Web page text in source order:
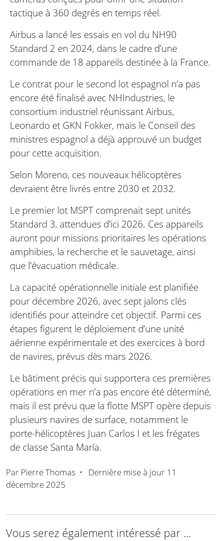
tactique à 360 degrés en temps réel.
Airbus a lancé les essais en vol du NH90
Standard 2 en 2024, dans le cadre d’une
commande de 18 appareils destinée à la France.
Le contrat pour le second lot espagnol n’a pas
encore été finalisé avec NHIndustries, le
consortium industriel réunissant Airbus,
Leonardo et GKN Fokker, mais le Conseil des
ministres espagnol a déjà approuvé un budget
pour cette acquisition.
Selon Moreno, ces nouveaux hélicoptères
devraient être livrés entre 2030 et 2032.
Le premier lot MSPT comprenait sept unités
Standard 3, attendues d’ici 2026. Ces appareils
auront pour missions prioritaires les opérations
amphibies, la recherche et le sauvetage, ainsi
que l’évacuation médicale.
La capacité opérationnelle initiale est planifiée
pour décembre 2026, avec sept jalons clés
identifiés pour atteindre cet objectif. Parmi ces
étapes figurent le déploiement d’une unité
aérienne expérimentale et des exercices à bord
de navires, prévus dès mars 2026.
Le bâtiment précis qui supportera ces premières
opérations en mer n’a pas encore été déterminé,
mais il est prévu que la flotte MSPT opère depuis
plusieurs navires de surface, notamment le
porte-hélicoptères Juan Carlos I et les frégates
de classe Santa María.
Par Pierre Thomas • Dernière mise à jour 11
décembre 2025
Vous serez également intéressé par ...